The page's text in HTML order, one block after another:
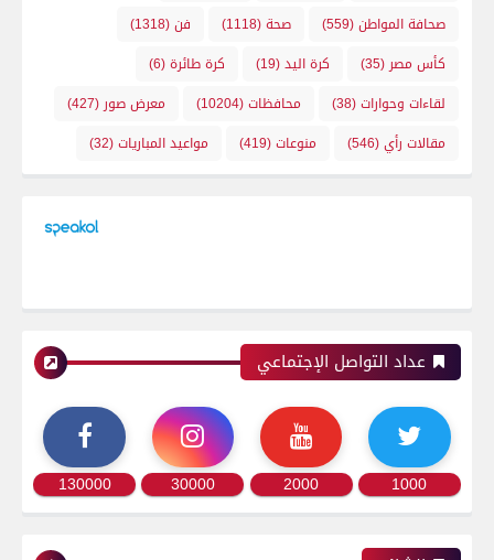
صحافة المواطن(559) صحة(1118) فن(1318)
كأس مصر (35) كرة اليد(19) كرة طائرة(6)
لقاءات وحوارات(38) محافظات(10204) معرض صور (427)
مقالات رأي(546) منوعات(419) مواعيد المباريات(32)
عداد التواصل الإجتماعي
1000
2000
30000
130000